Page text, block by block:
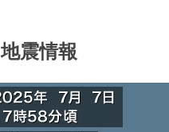
地震情報